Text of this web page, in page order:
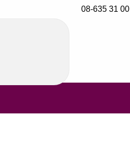
08-635 31 00